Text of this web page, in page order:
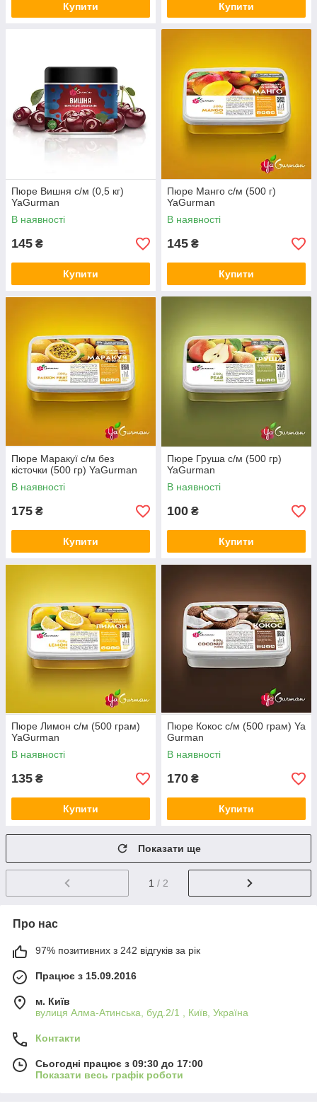
Купити Купити
Пюре Вишня с/м (0,5 кг)
YaGurman
В наявності
145 ₴
Купити
Пюре Манго с/м (500 г)
YaGurman
В наявності
145 ₴
Купити
Пюре Маракуї с/м без
кісточки (500 гр) YaGurman
В наявності
175 ₴
Купити
Пюре Груша с/м (500 гр)
YaGurman
В наявності
100 ₴
Купити
Пюре Лимон с/м (500 грам)
YaGurman
В наявності
135 ₴
Купити
Пюре Кокос с/м (500 грам) Ya
Gurman
В наявності
170 ₴
Купити
Показати ще
1 / 2
Про нас
97% позитивних з 242 відгуків за рік
Працює з 15.09.2016
м. Київ
вулиця Алма-Атинська, буд.2/1 , Київ, Україна
Контакти
Сьогодні працює з 09:30 до 17:00
Показати весь графік роботи